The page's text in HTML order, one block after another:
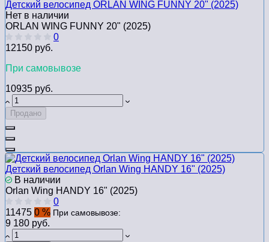
Детский велосипед ORLAN WING FUNNY 20" (2025)
Нет в наличии
ORLAN WING FUNNY 20" (2025)
0
12150 руб.
При самовывозе
10935 руб.
Продано
Детский велосипед Orlan Wing HANDY 16" (2025)
В наличии
Orlan Wing HANDY 16" (2025)
0
11475 0 % При самовывозе:
9 180 руб.